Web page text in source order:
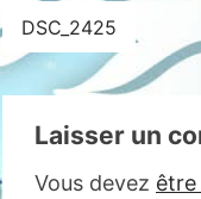
Navigation
de
l’article
DSC_2425
Laisser un
Vous devez